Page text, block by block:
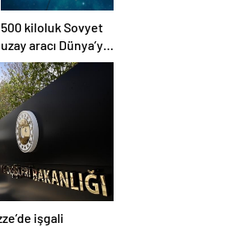
500 kiloluk Sovyet
uzay aracı Dünya’ya
düşüyor: Türkiye de
risk altında
işgali